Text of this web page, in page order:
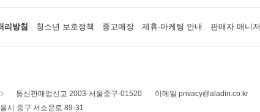
리방침 청소년 보호정책 중고매장 제휴·마케팅 안내 판매자 매니저
통신판매업신고 2003-서울중구-01520
이메일 privacy@aladin.co.kr
시 중구 서소문로 89-31